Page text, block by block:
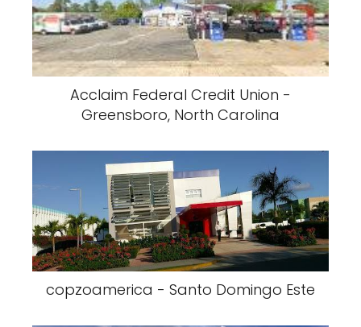
Acclaim Federal Credit Union -
Greensboro, North Carolina
copzoamerica - Santo Domingo Este